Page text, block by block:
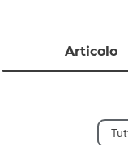
Articolo